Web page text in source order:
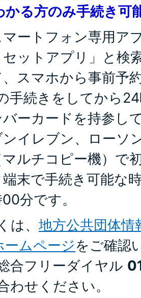
かる方のみ手続き可
マートフォン専用ア
セットアプリ」と検
、スマホから事前予
手続きをしてから
バーカードを持参し
ンイレブン、ローソ
マルチコピー機）で
端末で手続き可能な
分です。
は、 地方公共団体
ームページをご確認
合フリーダイヤル
わせください。